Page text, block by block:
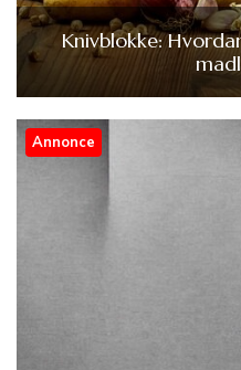
Knivblokke:
Annonce